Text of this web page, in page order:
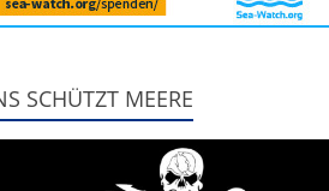
SCHÜTZT MEERE